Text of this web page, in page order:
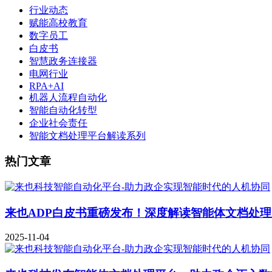
行业动态
赋能高校教育
数字员工
白皮书
智慧政务连接器
电网行业
RPA+AI
机器人流程自动化
智能自动化转型
企业社会责任
智能文档处理平台解读系列
热门文章
来也ADP白皮书重磅发布！深度解读智能体文档处
2025-11-04